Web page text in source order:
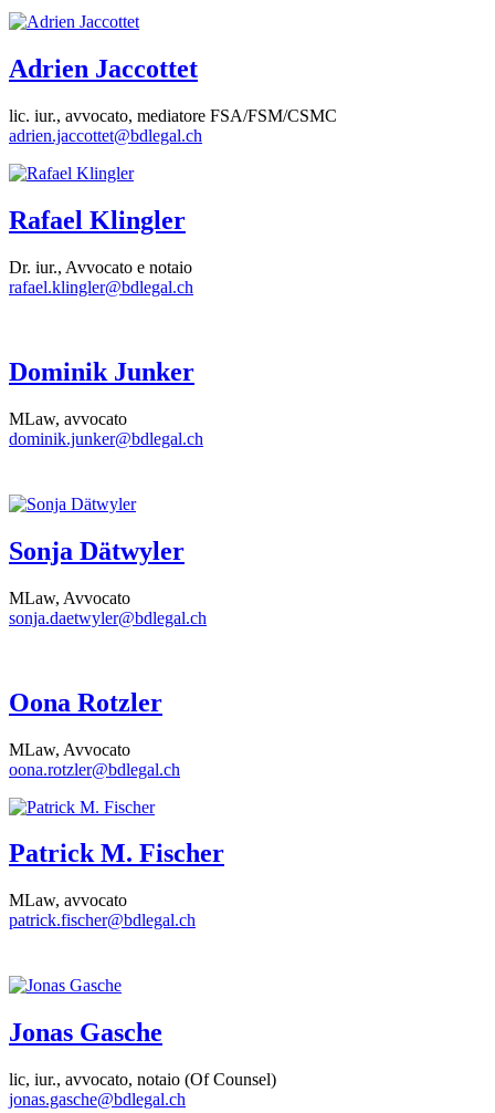
Adrien Jaccottet
lic. iur., avvocato, mediatore FSA/FSM/CSMC
adrien.jaccottet@bdlegal.ch
Rafael Klingler
Dr. iur., Avvocato e notaio
rafael.klingler@bdlegal.ch
Dominik Junker
MLaw, avvocato
dominik.junker@bdlegal.ch
Sonja Dätwyler
MLaw, Avvocato
sonja.daetwyler@bdlegal.ch
Oona Rotzler
MLaw, Avvocato
oona.rotzler@bdlegal.ch
Patrick M. Fischer
MLaw, avvocato
patrick.fischer@bdlegal.ch
Jonas Gasche
lic, iur., avvocato, notaio (Of Counsel)
jonas.gasche@bdlegal.ch